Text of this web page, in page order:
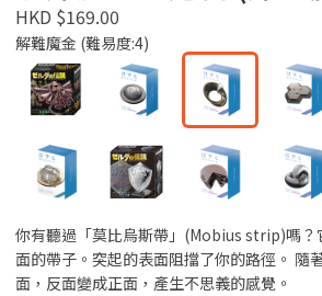
HKD $169.00
解難魔金 (難易度:4)
你有聽過「莫比烏斯帶」(Mobius strip)嗎？
面的帶子。突起的表面阻擋了你的路徑。 隨
面，反面變成正面，產生不思義的感覺。